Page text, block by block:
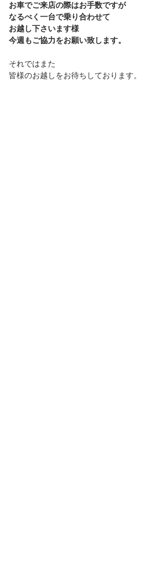
お車でご来店の際はお手数ですが
なるべく一台で乗り合わせて
お越し下さいます様
今週もご協力をお願い致します。
それではまた
皆様のお越しをお待ちしております。